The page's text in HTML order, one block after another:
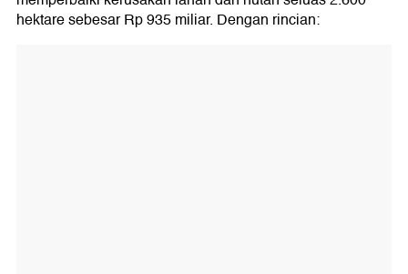
hektare sebesar Rp 935 miliar. Dengan rincian: